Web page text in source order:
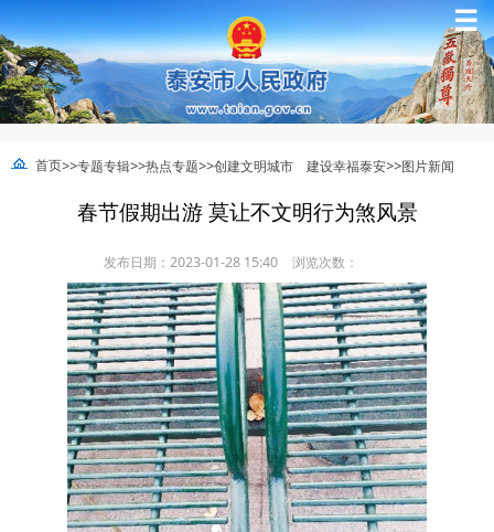
☰
首页>>专题专辑>>热点专题>>创建文明城市 建设幸福泰安>>图片新闻
春节假期出游 莫让不文明行为煞风景
发布日期：2023-01-28 15:40 浏览次数：